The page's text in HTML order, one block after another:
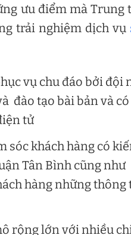
ưu điểm mà Trung
trải nghiệm dịch vụ
vụ chu đáo bởi đội
đào tạo bài bản và
tử
sóc khách hàng có
Tân Bình cũng như
hàng những thông
rộng lớn với nhiều